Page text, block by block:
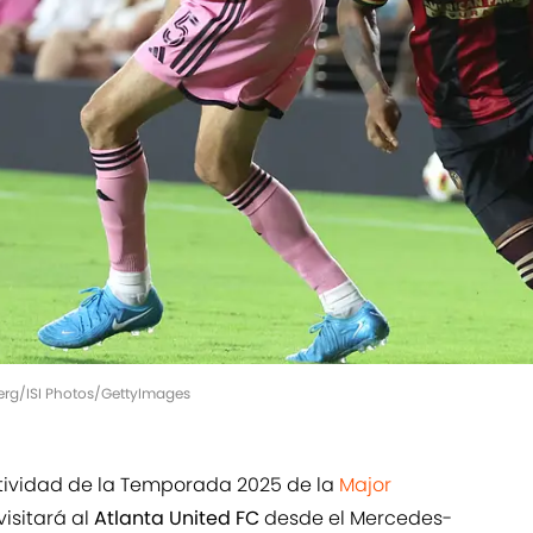
ISI Photos/GettyImages
de la Temporada 2025 de la Major
al Atlanta United FCdesde el Mercedes-